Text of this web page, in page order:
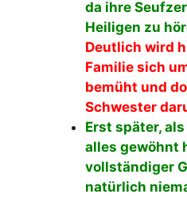
da ihre
Heiligen zu
Deutlich wird
Familie sich
bemüht und
Schwester
Erst später,
alles gewöhnt
vollständiger
natürlich